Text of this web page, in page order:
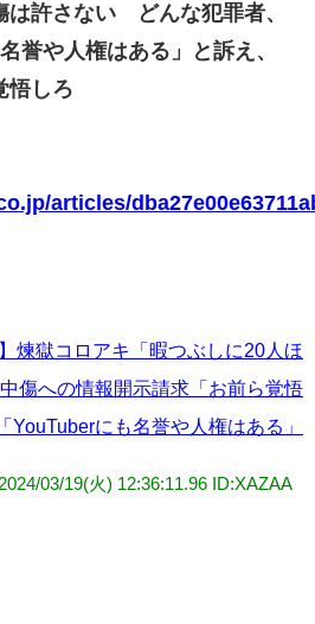
は許さない どんな犯罪者、
誉や人権はある」と訴え、
悟しろ
articles/
煉獄コロアキ「暇つぶしに20人ほ
傷への情報開示請求「お前ら覚悟
YouTuberにも名誉や人権はある」
2024/03/19(火) 12:36:11.96 ID:XAZAA